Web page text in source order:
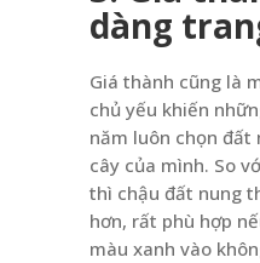
dàng
Giá thành cũng là
chủ yếu khiến
năm luôn chọn đất
cây của mình. So
thì chậu đất nung
hơn, rất phù hợp
màu xanh vào